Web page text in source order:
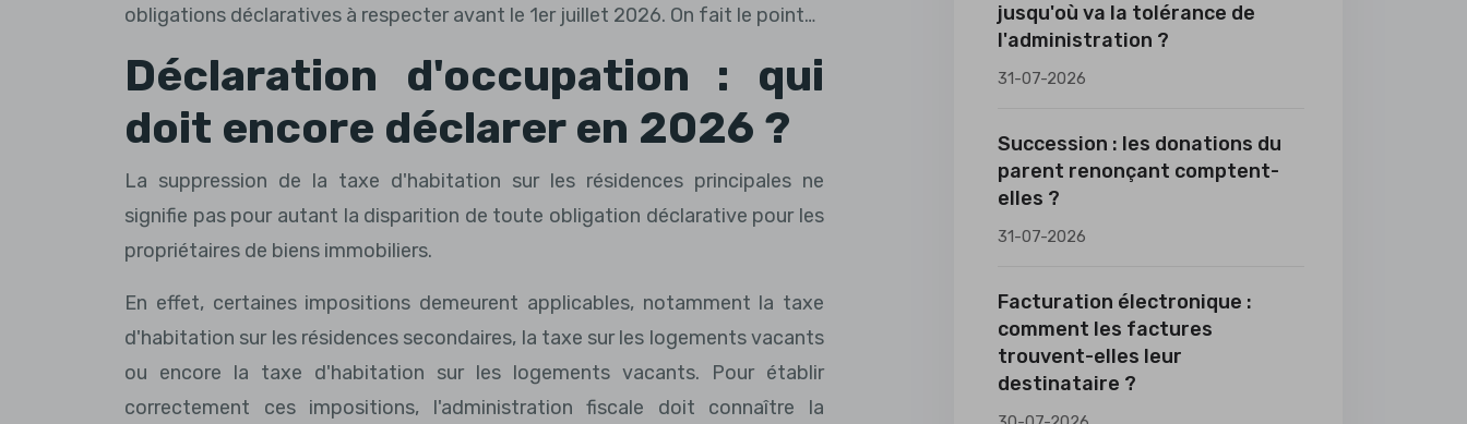
obligations déclaratives à respecter avant le 1er juillet 2026. On fait le point…
Déclaration d'occupation : qui
doit encore déclarer en 2026 ?
La suppression de la taxe d'habitation sur les résidences principales ne
signifie pas pour autant la disparition de toute obligation déclarative pour les
propriétaires de biens immobiliers.
En effet, certaines impositions demeurent applicables, notamment la taxe
d'habitation sur les résidences secondaires, la taxe sur les logements vacants
ou encore la taxe d'habitation sur les logements vacants. Pour établir
correctement ces impositions, l'administration fiscale doit connaître la
jusqu'où va la tolérance de
l'administration ?
31-07-2026
Succession : les donations du
parent renonçant comptent-
elles ?
31-07-2026
Facturation électronique :
comment les factures
trouvent-elles leur
destinataire ?